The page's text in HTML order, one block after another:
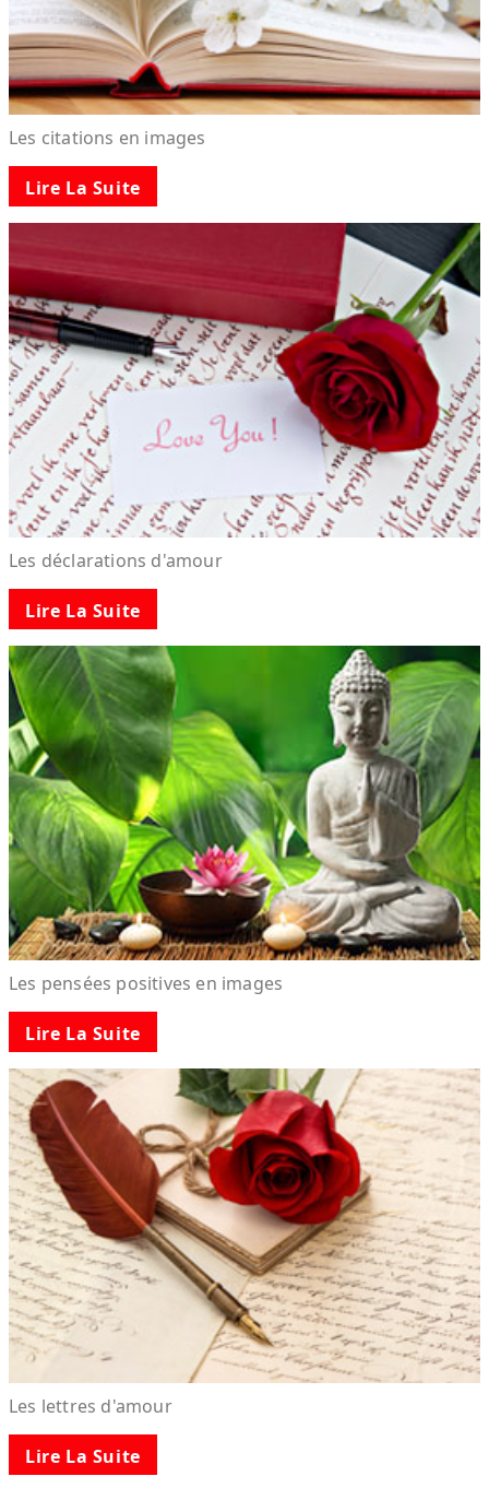
Les citations en images
Lire La Suite
Les déclarations d'amour
Lire La Suite
Les pensées positives en images
Lire La Suite
Les lettres d'amour
Lire La Suite